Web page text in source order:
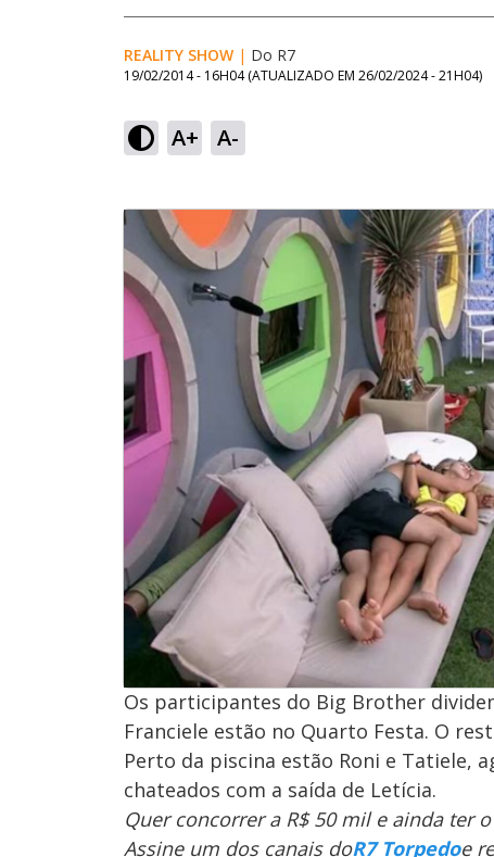
REALITY SHOW | Do R7
19/02/2014 - 16H04 (ATUALIZADO EM 26/02/2024 - 21H04)
A+ A-
Os participantes do Big Brother
Franciele estão no Quarto Festa. O
Perto da piscina estão Roni e Tatiele,
chateados com a saída de Letícia.
Quer concorrer a R$ 50 mil e ainda ter
Assine um dos canais doR7 Torpedoe